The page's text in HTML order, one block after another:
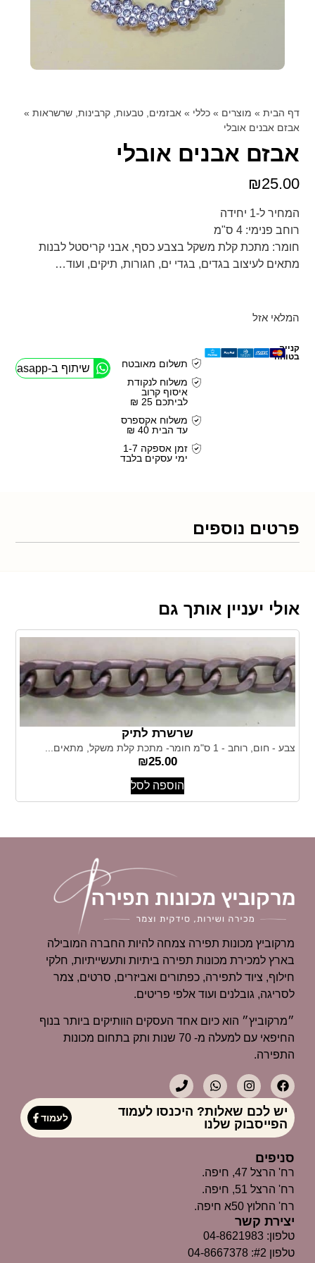
דף הבית » מוצרים »כללי » אבזמים, טבעות, קרבינות, שרשראות »
אבזם אבנים אובלי
אבזם אבנים אובלי
₪25.00
המחיר ל-1 יחידה
רוחב פנימי: 4 ס"מ
חומר: מתכת קלת משקל בצבע כסף, אבני קריסטל לבנות
מתאים לעיצוב בגדים, בגדי ים, חגורות, תיקים, ועוד…
המלאי אזל
קנייה
בטוחה
תשלום מאובטח
משלוח לנקודת
איסוף קרוב
לביתכם 25 ₪
משלוח אקספרס
עד הבית 40 ₪
זמן אספקה 1-7
ימי עסקים בלבד
שיתוף ב-Whasapp
פרטים נוספים
אולי יעניין אותך גם
שרשרת לתיק
צבע - חום, רוחב - 1 ס"מ חומר- מתכת קלת משקל, מתאים...
₪25.00
הוספה לסל
מרקוביץ מכונות תפירה צמחה להיות החברה המובילה
בארץ למכירת מכונות תפירה ביתיות ותעשייתיות, חלקי
חילוף, ציוד לתפירה, כפתורים ואביזרים, סרטים, צמר
לסריגה, גובלנים ועוד אלפי פריטים.
״מרקוביץ״ הוא כיום אחד העסקים הוותיקים ביותר בנוף
החיפאי עם למעלה מ- 70 שנות ותק בתחום מכונות
התפירה.
יש לכם שאלות? היכנסו לעמוד
הפייסבוק שלנו
לעמוד
סניפים
רח' הרצל 47, חיפה.
רח' הרצל 51, חיפה.
רח' החלוץ 50א חיפה.
יצירת קשר
טלפון: 04-8621983
טלפון #2: 04-8667378